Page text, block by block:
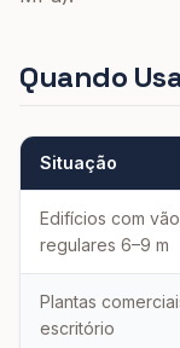
Quando
Situação
Edifícios com
regulares 6–9 m
Plantas
escritório